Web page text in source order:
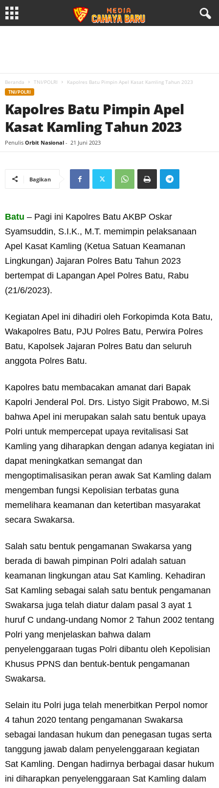
Beranda TNI/POLRI Kapolres Batu Pimpin Apel Kasat Kamling Tahun 2023
TNI/POLRI
Kapolres Batu Pimpin Apel
Kasat Kamling Tahun 2023
Penulis Orbit Nasional - 21 Juni 2023
Bagikan
Batu – Pagi ini Kapolres Batu AKBP Oskar
Syamsuddin, S.I.K., M.T. memimpin pelaksanaan
Apel Kasat Kamling (Ketua Satuan Keamanan
Lingkungan) Jajaran Polres Batu Tahun 2023
bertempat di Lapangan Apel Polres Batu, Rabu
(21/6/2023).
Kegiatan Apel ini dihadiri oleh Forkopimda Kota Batu,
Wakapolres Batu, PJU Polres Batu, Perwira Polres
Batu, Kapolsek Jajaran Polres Batu dan seluruh
anggota Polres Batu.
Kapolres batu membacakan amanat dari Bapak
Kapolri Jenderal Pol. Drs. Listyo Sigit Prabowo, M.Si
bahwa Apel ini merupakan salah satu bentuk upaya
Polri untuk mempercepat upaya revitalisasi Sat
Kamling yang diharapkan dengan adanya kegiatan ini
dapat meningkatkan semangat dan
mengoptimalisasikan peran awak Sat Kamling dalam
mengemban fungsi Kepolisian terbatas guna
memelihara keamanan dan ketertiban masyarakat
secara Swakarsa.
Salah satu bentuk pengamanan Swakarsa yang
berada di bawah pimpinan Polri adalah satuan
keamanan lingkungan atau Sat Kamling. Kehadiran
Sat Kamling sebagai salah satu bentuk pengamanan
Swakarsa juga telah diatur dalam pasal 3 ayat 1
huruf C undang-undang Nomor 2 Tahun 2002 tentang
Polri yang menjelaskan bahwa dalam
penyelenggaraan tugas Polri dibantu oleh Kepolisian
Khusus PPNS dan bentuk-bentuk pengamanan
Swakarsa.
Selain itu Polri juga telah menerbitkan Perpol nomor
4 tahun 2020 tentang pengamanan Swakarsa
sebagai landasan hukum dan penegasan tugas serta
tanggung jawab dalam penyelenggaraan kegiatan
Sat Kamling. Dengan hadirnya berbagai dasar hukum
ini diharapkan penyelenggaraan Sat Kamling dalam